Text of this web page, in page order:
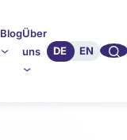
BlogÜber
uns
DE EN 🔍︎︎